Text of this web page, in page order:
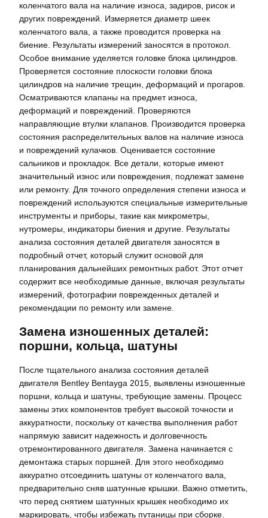
коленчатого вала на наличие износа, задиров, рисок и
других повреждений. Измеряется диаметр шеек
коленчатого вала, а также проводится проверка на
биение. Результаты измерений заносятся в протокол.
Особое внимание уделяется головке блока цилиндров.
Проверяется состояние плоскости головки блока
цилиндров на наличие трещин, деформаций и прогаров.
Осматриваются клапаны на предмет износа,
деформаций и повреждений. Проверяются
направляющие втулки клапанов. Производится проверка
состояния распределительных валов на наличие износа
и повреждений кулачков. Оценивается состояние
сальников и прокладок. Все детали, которые имеют
значительный износ или повреждения, подлежат замене
или ремонту. Для точного определения степени износа и
повреждений используются специальные измерительные
инструменты и приборы, такие как микрометры,
нутромеры, индикаторы биения и другие. Результаты
анализа состояния деталей двигателя заносятся в
подробный отчет, который служит основой для
планирования дальнейших ремонтных работ. Этот отчет
содержит все необходимые данные, включая результаты
измерений, фотографии поврежденных деталей и
рекомендации по ремонту или замене.
Замена изношенных деталей:
поршни, кольца, шатуны
После тщательного анализа состояния деталей
двигателя Bentley Bentayga 2015, выявлены изношенные
поршни, кольца и шатуны, требующие замены. Процесс
замены этих компонентов требует высокой точности и
аккуратности, поскольку от качества выполнения работ
напрямую зависит надежность и долговечность
отремонтированного двигателя. Замена начинается с
демонтажа старых поршней. Для этого необходимо
аккуратно отсоединить шатуны от коленчатого вала,
предварительно сняв шатунные крышки. Важно отметить,
что перед снятием шатунных крышек необходимо их
маркировать, чтобы избежать путаницы при сборке.